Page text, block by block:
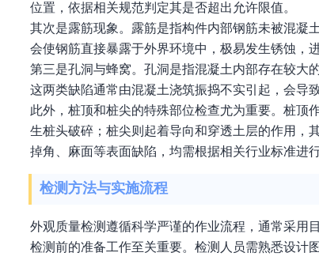
位置，依据相关规范判定其是否超出允许限值。
其次是露筋现象。露筋是指构件内部钢筋未被混凝
会使钢筋直接暴露于外界环境中，极易发生锈蚀，
第三是孔洞与蜂窝。孔洞是指混凝土内部存在较大
这两类缺陷通常由混凝土浇筑振捣不实引起，会导
此外，桩顶和桩尖的特殊部位检查尤为重要。桩顶
生桩头破碎；桩尖则起着导向和穿透土层的作用，
掉角、麻面等表面缺陷，均需根据相关行业标准进
检测方法与实施流程
外观质量检测遵循科学严谨的作业流程，通常采用
检测前的准备工作至关重要。检测人员需熟悉设计